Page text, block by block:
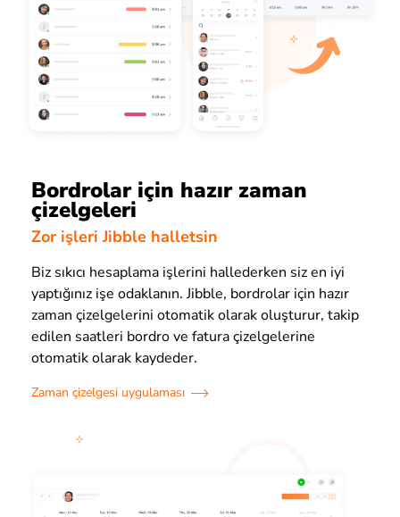
Bordrolar için hazır zaman
çizelgeleri
Zor işleri Jibble halletsin
Biz sıkıcı hesaplama işlerini hallederken siz en iyi
yaptığınız işe odaklanın. Jibble, bordrolar için hazır
zaman çizelgelerini otomatik olarak oluşturur, takip
edilen saatleri bordro ve fatura çizelgelerine
otomatik olarak kaydeder.
Zaman çizelgesi uygulaması